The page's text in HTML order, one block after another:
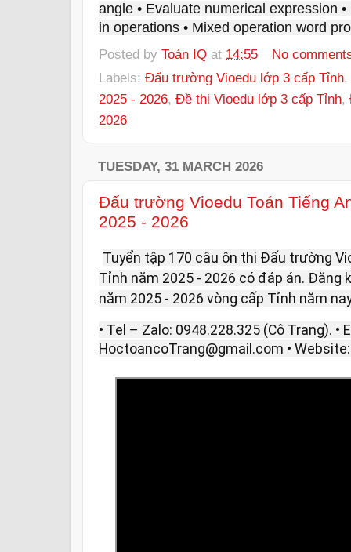
angle • Evaluate numerical expression
in operations • Mixed operation word
Posted by Toán IQ at 14:55
No
Labels: Đấu trường Vioedu lớp 3 cấp Tỉnh,
2025 - 2026, Đề thi Vioedu lớp 3 cấp Tỉnh,
2026
TUESDAY, 31 MARCH 2026
Đấu trường Vioedu Toán Tiếng
2025 - 2026
Tuyển tập 170 câu ôn thi Đấu trường
Tỉnh năm 2025 - 2026 có đáp án. Đăng
năm 2025 - 2026 vòng cấp Tỉnh năm
• Tel – Zalo: 0948.228.325 (Cô Trang). •
HoctoancoTrang@gmail.com •